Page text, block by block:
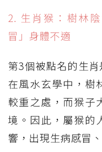
2. 生肖猴：樹林
冒」身體不適
第3個被點名的生
在風水玄學中，樹
較重之處，而猴子
境。因此，屬猴的
響，出現生病感冒